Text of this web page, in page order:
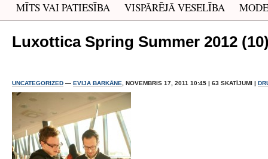
MĪTS VAI PATIESĪBA
VISPĀRĒJĀ VESELĪBA MODE
Luxottica Spring Summer 2012
UNCATEGORIZED — EVIJA BARKĀNE , NOVEMBRIS 17, 2011 10:45 | 63 SKATĪJUMI |